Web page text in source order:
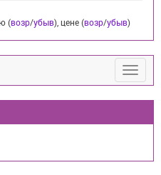
(возр/убыв), цене (возр/убыв)